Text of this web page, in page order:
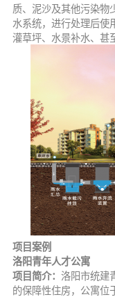
质、泥沙及其他污染物
水系统，进行处理后使
灌草坪、水景补水、甚
项目案例
洛阳青年人才公寓
项目简介： 洛阳市统建
的保障性住房，公寓位